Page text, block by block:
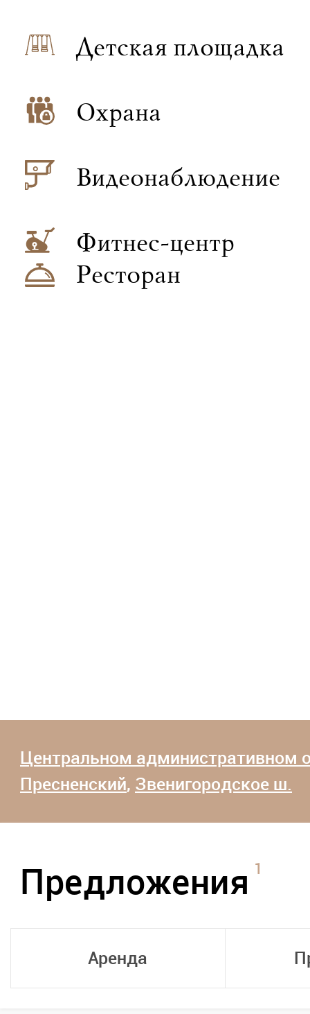
Детская площадка
Охрана
Видеонаблюдение
Фитнес-центр
Ресторан
Центральном административном
Пресненский, Звенигородское ш.
Предложения 1
Аренда